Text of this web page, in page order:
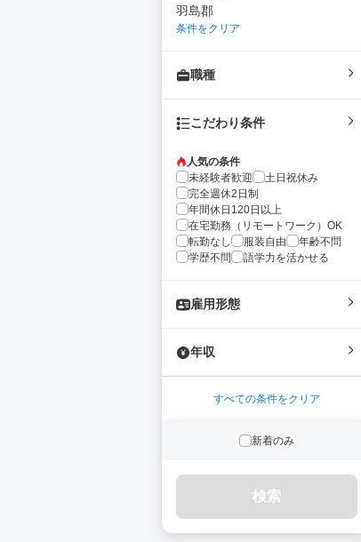
羽島郡
条件をクリア
職種
こだわり条件
人気の条件
未経験者歓迎
土日祝休み
完全週休2日制
年間休日120日以上
在宅勤務（リモートワーク）OK
転勤なし
服装自由
年齢不問
学歴不問
語学力を活かせる
雇用形態
年収
すべての条件をクリア
新着のみ
検索